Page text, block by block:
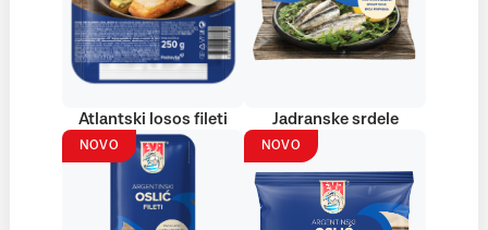
Atlantski losos fileti Jadranske srdele
NOVO NOVO